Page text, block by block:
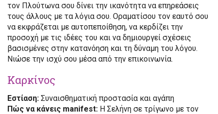
τον Πλούτωνα σου δίνει την ικανότητα να επηρεάσεις
τους άλλους με τα λόγια σου. Οραματίσου τον εαυτό σου
να εκφράζεται με αυτοπεποίθηση, να κερδίζει την
προσοχή με τις ιδέες του και να δημιουργεί σχέσεις
βασισμένες στην κατανόηση και τη δύναμη του λόγου.
Νιώσε την ισχύ σου μέσα από την επικοινωνία.
Καρκίνος
Εστίαση: Συναισθηματική προστασία και αγάπη
Πώς να κάνεις manifest: Η Σελήνη σε τρίγωνο με τον